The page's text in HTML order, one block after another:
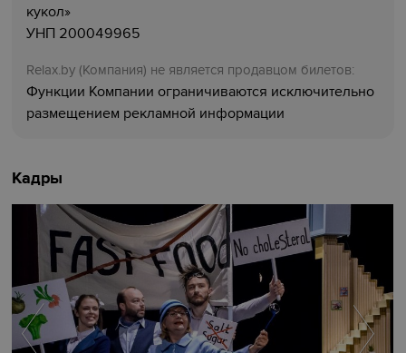
кукол»
УНП 200049965
Relaх.by (Компания) не является продавцом билетов:
Функции Компании ограничиваются исключительно
размещением рекламной информации
Кадры